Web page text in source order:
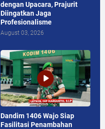
dengan Upacara, Prajurit
Diingatkan Jaga
Profesionalisme
August 03, 2026
Dandim 1406 Wajo Siap
Fasilitasi Penambahan